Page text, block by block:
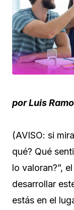
por Luis
(AVISO: si
qué? Qué
lo valoran?”,
desarrollar
estás en el